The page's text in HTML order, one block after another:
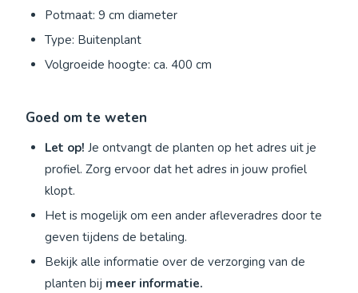
Potmaat: 9 cm diameter
Type: Buitenplant
Volgroeide hoogte: ca. 400 cm
Goed om te weten
Let op! Je ontvangt de planten op het adres uit je
profiel. Zorg ervoor dat het adres in jouw profiel
klopt.
Het is mogelijk om een ander afleveradres door te
geven tijdens de betaling.
Bekijk alle informatie over de verzorging van de
planten bij meer informatie.